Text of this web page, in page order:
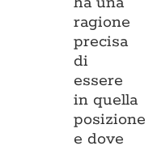
ragione
precisa
di
essere
in quella
posizione
e dove